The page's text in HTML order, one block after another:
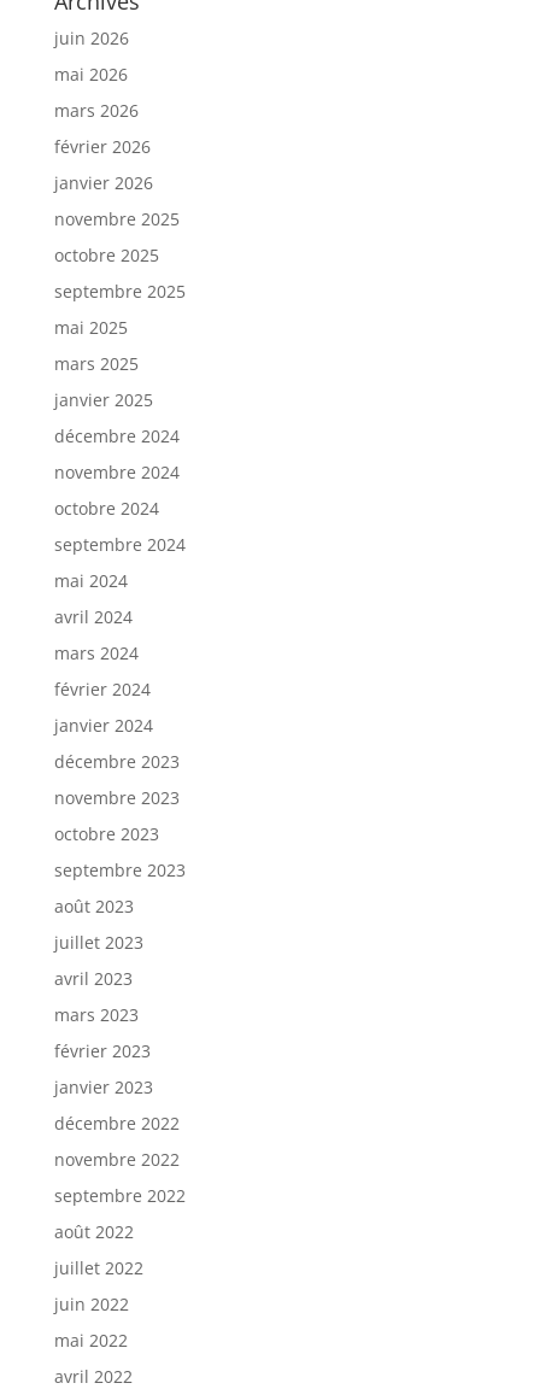
juin 2026
mai 2026
mars 2026
février 2026
janvier 2026
novembre 2025
octobre 2025
septembre 2025
mai 2025
mars 2025
janvier 2025
décembre 2024
novembre 2024
octobre 2024
septembre 2024
mai 2024
avril 2024
mars 2024
février 2024
janvier 2024
décembre 2023
novembre 2023
octobre 2023
septembre 2023
août 2023
juillet 2023
avril 2023
mars 2023
février 2023
janvier 2023
décembre 2022
novembre 2022
septembre 2022
août 2022
juillet 2022
juin 2022
mai 2022
avril 2022